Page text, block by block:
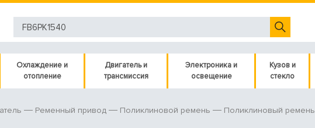
Охлаждение и
отопление
Двигатель и
трансмиссия
Электроника и
освещение
Кузов и
стекло
Ременный привод Поликлиновой ремень Поликлиновый ремень